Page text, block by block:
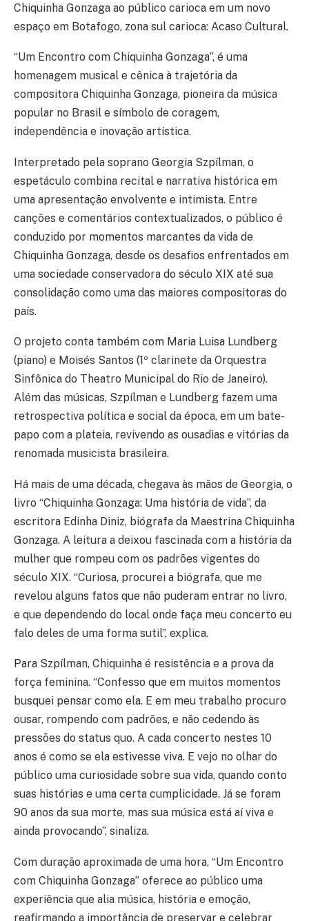
Chiquinha Gonzaga ao público carioca em um novo
espaço em Botafogo, zona sul carioca: Acaso Cultural.
“Um Encontro com Chiquinha Gonzaga”, é uma
homenagem musical e cênica à trajetória da
compositora Chiquinha Gonzaga, pioneira da música
popular no Brasil e símbolo de coragem,
independência e inovação artística.
Interpretado pela soprano Georgia Szpílman, o
espetáculo combina recital e narrativa histórica em
uma apresentação envolvente e intimista. Entre
canções e comentários contextualizados, o público é
conduzido por momentos marcantes da vida de
Chiquinha Gonzaga, desde os desafios enfrentados em
uma sociedade conservadora do século XIX até sua
consolidação como uma das maiores compositoras do
país.
O projeto conta também com Maria Luisa Lundberg
(piano) e Moisés Santos (1º clarinete da Orquestra
Sinfônica do Theatro Municipal do Rio de Janeiro).
Além das músicas, Szpílman e Lundberg fazem uma
retrospectiva política e social da época, em um bate-
papo com a plateia, revivendo as ousadias e vitórias da
renomada musicista brasileira.
Há mais de uma década, chegava às mãos de Georgia, o
livro “Chiquinha Gonzaga: Uma história de vida”, da
escritora Edinha Diniz, biógrafa da Maestrina Chiquinha
Gonzaga. A leitura a deixou fascinada com a história da
mulher que rompeu com os padrões vigentes do
século XIX. “Curiosa, procurei a biógrafa, que me
revelou alguns fatos que não puderam entrar no livro,
e que dependendo do local onde faça meu concerto eu
falo deles de uma forma sutil”, explica.
Para Szpílman, Chiquinha é resistência e a prova da
força feminina. “Confesso que em muitos momentos
busquei pensar como ela. E em meu trabalho procuro
ousar, rompendo com padrões, e não cedendo às
pressões do status quo. A cada concerto nestes 10
anos é como se ela estivesse viva. E vejo no olhar do
público uma curiosidade sobre sua vida, quando conto
suas histórias e uma certa cumplicidade. Já se foram
90 anos da sua morte, mas sua música está aí viva e
ainda provocando”, sinaliza.
Com duração aproximada de uma hora, “Um Encontro
com Chiquinha Gonzaga” oferece ao público uma
experiência que alia música, história e emoção,
reafirmando a importância de preservar e celebrar